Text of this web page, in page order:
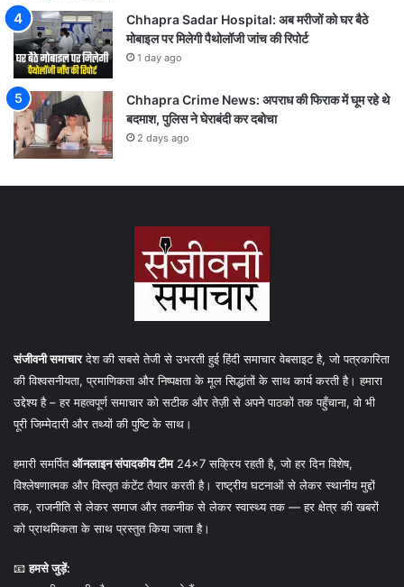
Chhapra Sadar Hospital: अब मरीजों को घर बैठे
मोबाइल पर मिलेगी पैथोलॉजी जांच की रिपोर्ट
1 day ago
Chhapra Crime News: अपराध की फिराक में घूम रहे थे
बदमाश, पुलिस ने घेराबंदी कर दबोचा
2 days ago
संजीवनी समाचारदेश की सबसे तेजी से उभरती हुई हिंदी समाचार वेबसाइट है, जो पत्रकारिता
की विश्वसनीयता, प्रमाणिकता और निष्पक्षता के मूल सिद्धांतों के साथ कार्य करती है। हमारा
उद्देश्य है – हर महत्वपूर्ण समाचार को सटीक और तेज़ी से अपने पाठकों तक पहुँचाना, वो भी
पूरी जिम्मेदारी और तथ्यों की पुष्टि के साथ।
हमारी समर्पितऑनलाइन संपादकीय टीम24×7 सक्रिय रहती है, जो हर दिन विशेष,
विश्लेषणात्मक और विस्तृत कंटेंट तैयार करती है। राष्ट्रीय घटनाओं से लेकर स्थानीय मुद्दों
तक, राजनीति से लेकर समाज और तकनीक से लेकर स्वास्थ्य तक — हर क्षेत्र की खबरों
को प्राथमिकता के साथ प्रस्तुत किया जाता है।
📧हमसे जुड़ें: